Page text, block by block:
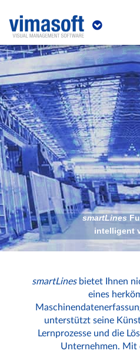
smartLines
intelligent
smartLinesbietet Ihnen
eines
unterstützt seine
Lernprozesse und die
Unternehmen. Mit